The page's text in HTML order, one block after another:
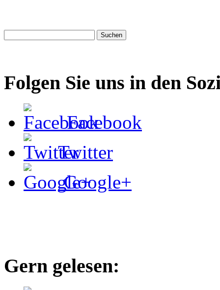
Folgen Sie uns in den
Facebook
Twitter
Google+
Gern gelesen: